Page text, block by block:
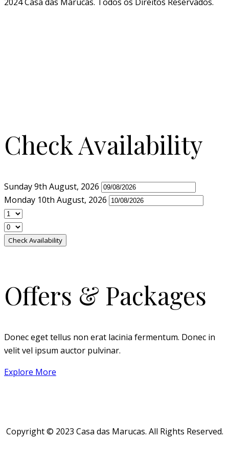
2024 Casa das Marucas. Todos os Direitos Reservados.
Check Availability
Sunday 9th August, 2026
Monday 10th August, 2026
Check Availability
Offers & Packages
Donec eget tellus non erat lacinia fermentum. Donec in
velit vel ipsum auctor pulvinar.
Explore More
Copyright © 2023 Casa das Marucas. All Rights Reserved.